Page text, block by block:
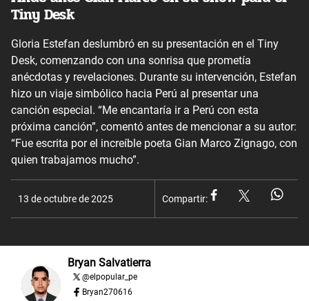
Tiny Desk
Gloria Estefan deslumbró en su presentación en el Tiny
Desk, comenzando con una sonrisa que prometía
anécdotas y revelaciones. Durante su intervención, Estefan
hizo un viaje simbólico hacia Perú al presentar una
canción especial. “Me encantaría ir a Perú con esta
próxima canción”, comentó antes de mencionar a su autor:
“Fue escrita por el increíble poeta Gian Marco Zignago, con
quien trabajamos mucho”.
13 de octubre de 2025 Compartir:
Bryan Salvatierra
@elpopular_pe
Bryan270616